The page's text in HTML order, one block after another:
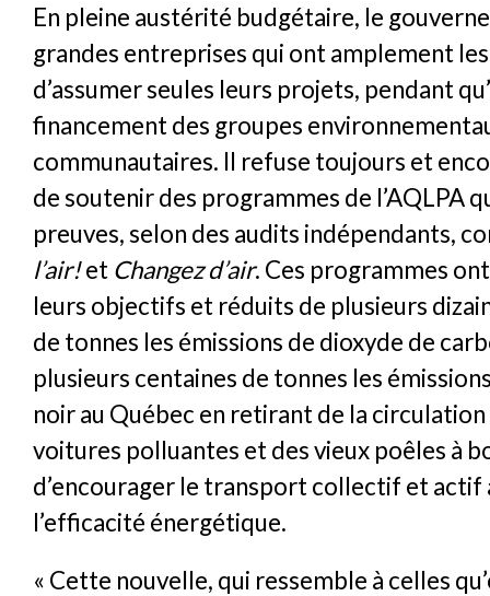
En pleine austérité budgétaire, le
grandes entreprises qui ont amplement
d’assumer seules leurs projets, pendant
financement des groupes
communautaires. Il refuse toujours et
de soutenir des programmes de l’AQLPA
preuves, selon des audits indépendants,
l’air!et Changez d’air. Ces programmes
leurs objectifs et réduits de plusieurs
de tonnes les émissions de dioxyde de
plusieurs centaines de tonnes les
noir au Québec en retirant de la
voitures polluantes et des vieux poêles à
d’encourager le transport collectif et actif
l’efficacité énergétique.
« Cette nouvelle, qui ressemble à celles